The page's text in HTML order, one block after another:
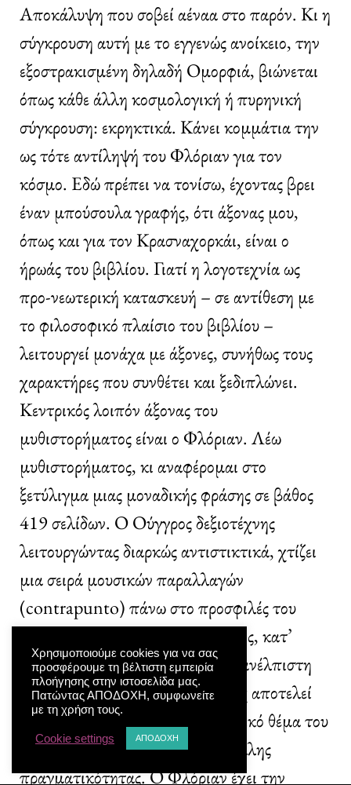
Αποκάλυψη που σοβεί αέναα στο παρόν. Κι η
σύγκρουση αυτή με το εγγενώς ανοίκειο, την
εξοστρακισμένη δηλαδή Ομορφιά, βιώνεται
όπως κάθε άλλη κοσμολογική ή πυρηνική
σύγκρουση: εκρηκτικά. Κάνει κομμάτια την
ως τότε αντίληψή του Φλόριαν για τον
κόσμο. Εδώ πρέπει να τονίσω, έχοντας βρει
έναν μπούσουλα γραφής, ότι άξονας μου,
όπως και για τον Κρασναχορκάι, είναι ο
ήρωάς του βιβλίου. Γιατί η λογοτεχνία ως
προ-νεωτερική κατασκευή – σε αντίθεση με
το φιλοσοφικό πλαίσιο του βιβλίου –
λειτουργεί μονάχα με άξονες, συνήθως τους
χαρακτήρες που συνθέτει και ξεδιπλώνει.
Κεντρικός λοιπόν άξονας του
μυθιστορήματος είναι ο Φλόριαν. Λέω
μυθιστορήματος, κι αναφέρομαι στο
ξετύλιγμα μιας μοναδικής φράσης σε βάθος
419 σελίδων. Ο Ούγγρος δεξιοτέχνης
λειτουργώντας διαρκώς αντιστικτικά, χτίζει
μια σειρά μουσικών παραλλαγών
(contrapunto) πάνω στο προσφιλές του
θέμα, την οντολογία του παρόντος, κατ’
εικόνα των έργων του Μπαχ. Η ανέλπιστη
σχέση του Φλόριαν με τον Μπαχ αποτελεί
συνεπώς μια παραλλαγή στο αρχικό θέμα του
βιβλίου, την Αποκάλυψη μιας άλλης
πραγματικότητας. Ο Φλόριαν έχει την
Χρησιμοποιούμε cookies για να σας
προσφέρουμε τη βέλτιστη εμπειρία
πλοήγησης στην ιστοσελίδα μας.
Πατώντας ΑΠΟΔΟΧΗ, συμφωνείτε
με τη χρήση τους.
Cookie settings ΑΠΟΔΟΧΗ